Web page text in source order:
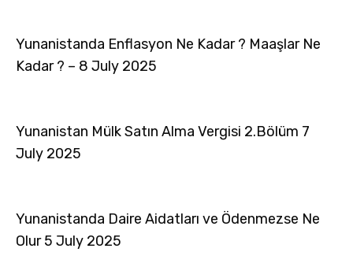
Yunanistanda Enflasyon Ne Kadar ? Maaşlar Ne
Kadar ? – 8 July 2025
Yunanistan Mülk Satın Alma Vergisi 2.Bölüm 7
July 2025
Yunanistanda Daire Aidatları ve Ödenmezse Ne
Olur 5 July 2025